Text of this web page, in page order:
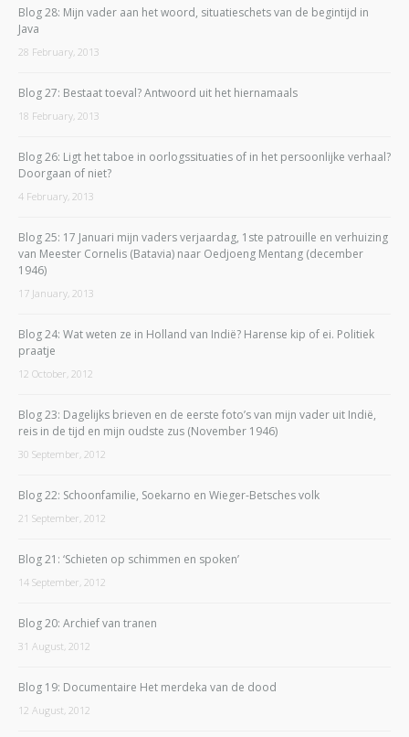
Blog 28: Mijn vader aan het woord, situatieschets van de begintijd in
Java
28 February, 2013
Blog 27: Bestaat toeval? Antwoord uit het hiernamaals
18 February, 2013
Blog 26: Ligt het taboe in oorlogssituaties of in het persoonlijke verhaal?
Doorgaan of niet?
4 February, 2013
Blog 25: 17 Januari mijn vaders verjaardag, 1ste patrouille en verhuizing
van Meester Cornelis (Batavia) naar Oedjoeng Mentang (december
1946)
17 January, 2013
Blog 24: Wat weten ze in Holland van Indië? Harense kip of ei. Politiek
praatje
12 October, 2012
Blog 23: Dagelijks brieven en de eerste foto’s van mijn vader uit Indië,
reis in de tijd en mijn oudste zus (November 1946)
30 September, 2012
Blog 22: Schoonfamilie, Soekarno en Wieger-Betsches volk
21 September, 2012
Blog 21: ‘Schieten op schimmen en spoken’
14 September, 2012
Blog 20: Archief van tranen
31 August, 2012
Blog 19: Documentaire Het merdeka van de dood
12 August, 2012